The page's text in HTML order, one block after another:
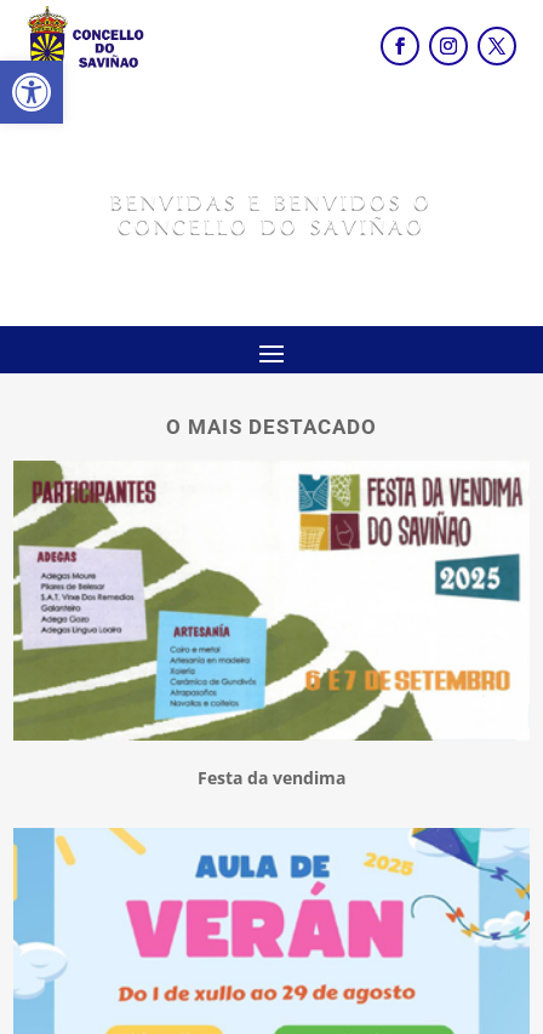
Abrir barra de ferramentas
BENVIDAS E BENVIDOS O
CONCELLO DO SAVIÑAO
O MAIS DESTACADO
Festa da vendima